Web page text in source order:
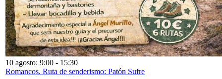
10 agosto: 9:00 - 15:30
Romancos. Ruta de senderismo: Patón Sufre